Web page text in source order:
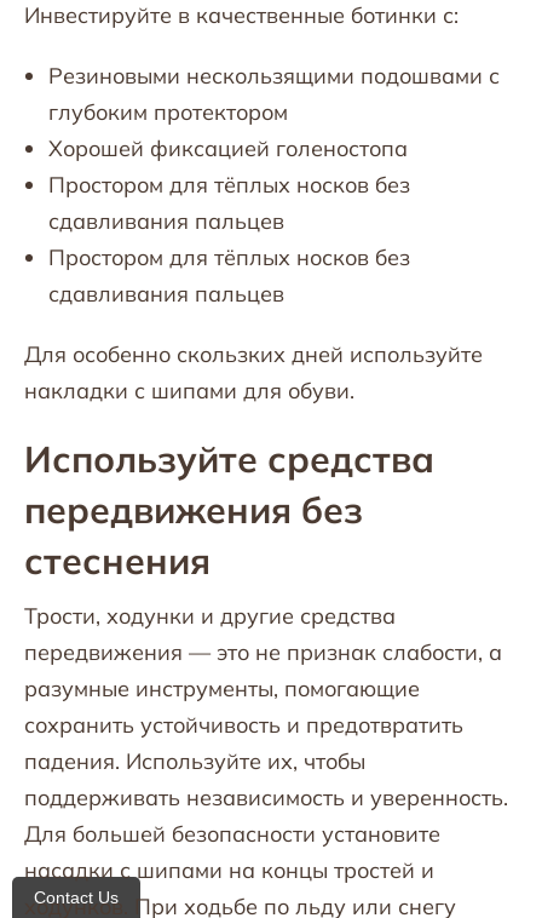
Инвестируйте в качественные ботинки с:
Резиновыми нескользящими подошвами с
глубоким протектором
Хорошей фиксацией голеностопа
Простором для тёплых носков без
сдавливания пальцев
Простором для тёплых носков без
сдавливания пальцев
Для особенно скользких дней используйте
накладки с шипами для обуви.
Используйте средства
передвижения без
стеснения
Трости, ходунки и другие средства
передвижения — это не признак слабости, а
разумные инструменты, помогающие
сохранить устойчивость и предотвратить
падения. Используйте их, чтобы
поддерживать независимость и уверенность.
Для большей безопасности установите
насадки с шипами на концы тростей и
ходунков. При ходьбе по льду или снегу
Contact Us